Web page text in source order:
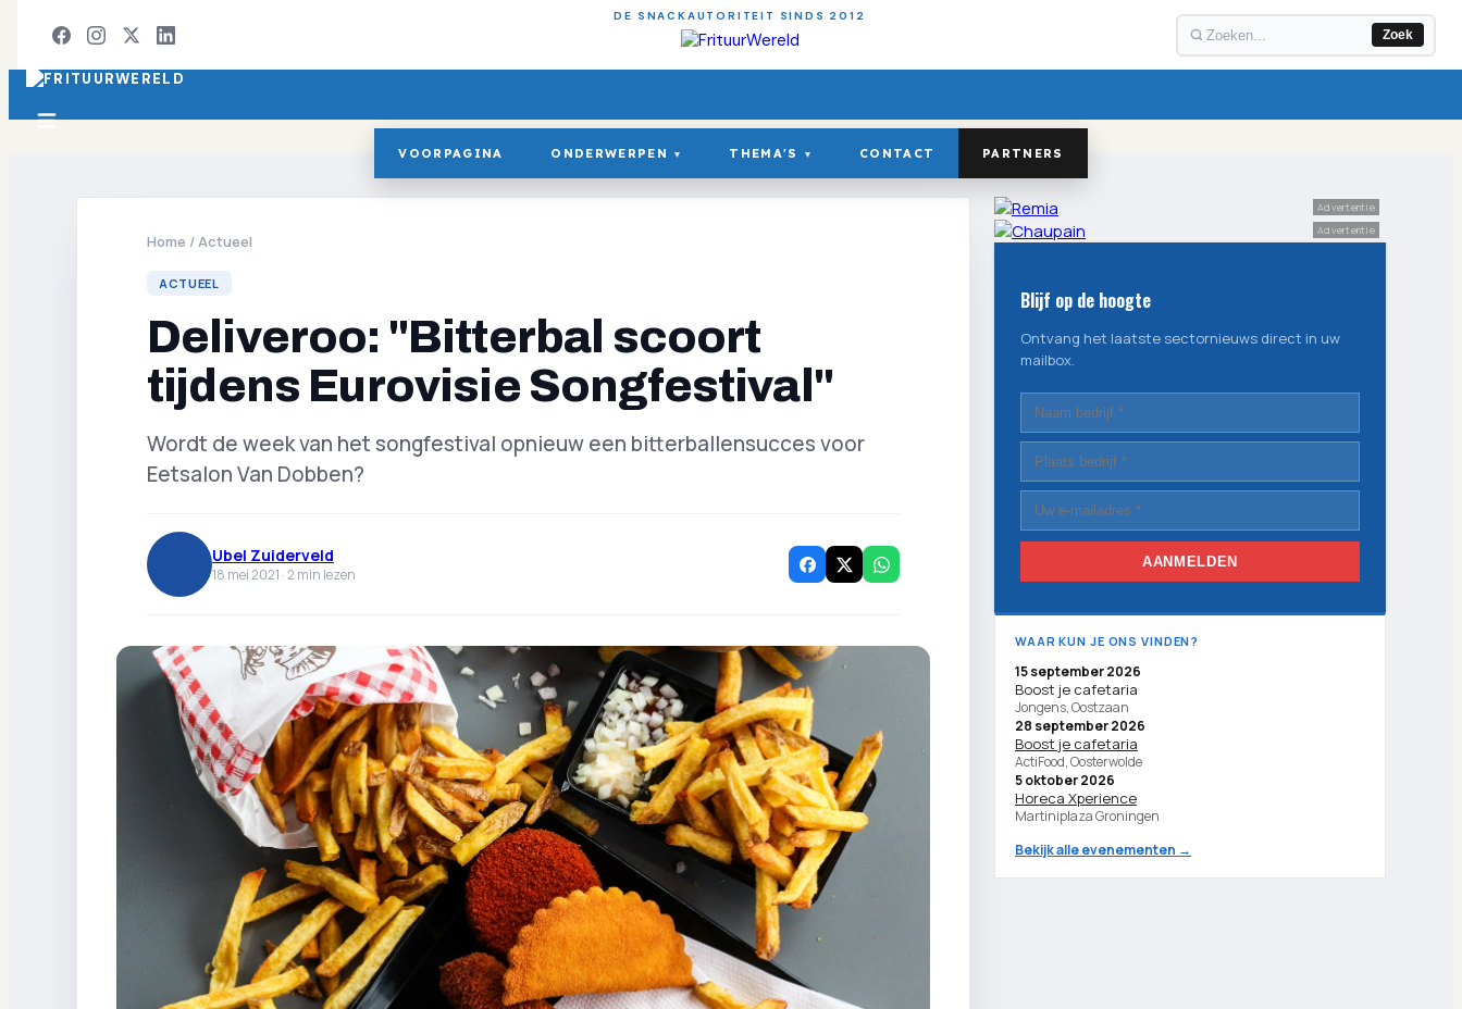
DE SNACKAUTORITEIT SINDS 2012
Zoek
VOORPAGINA ONDERWERPEN ▾ THEMA'S ▾ CONTACT PARTNERS
Home /Actueel
ACTUEEL
Deliveroo: "Bitterbal scoort
tijdens Eurovisie Songfestival"
Wordt de week van het songfestival opnieuw een bitterballensucces voor
Eetsalon Van Dobben?
Ubel Zuiderveld
18 mei 2021 ·2 min lezen
Advertentie
Advertentie
Blijf op de hoogte
Ontvang het laatste sectornieuws direct in uw
mailbox.
AANMELDEN
WAAR KUN JE ONS VINDEN?
15 september 2026
Boost je cafetaria
Jongens, Oostzaan
28 september 2026
Boost je cafetaria
ActiFood, Oosterwolde
5 oktober 2026
Horeca Xperience
Martiniplaza Groningen
Bekijk alle evenementen →